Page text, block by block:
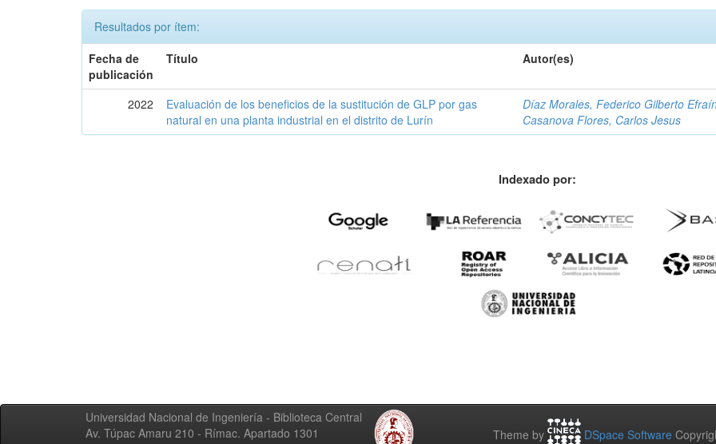
Resultados por ítem:
Fecha de
publicación
Título Autor(es)
2022
Evaluación de los beneficios de la sustitución de GLP por gas
natural en una planta industrial en el distrito de Lurín
Díaz Morales, Federico Gilberto
Casanova Flores, Carlos Jesus
Indexado por:
Universidad Nacional de Ingeniería - Biblioteca Central
Av. Túpac Amaru 210 - Rímac. Apartado 1301
Theme by DSpace Software